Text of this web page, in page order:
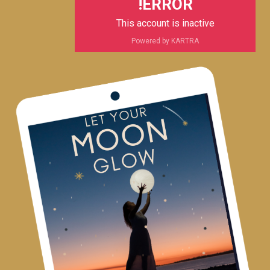
ERROR!
This account is inactive
Powered by KARTRA